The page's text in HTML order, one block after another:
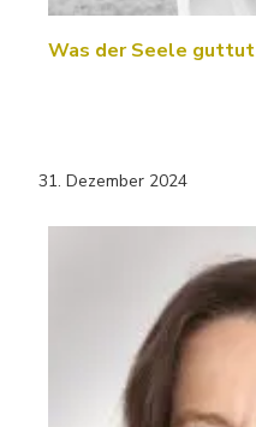
Was der Seele guttut
31. Dezember 2024